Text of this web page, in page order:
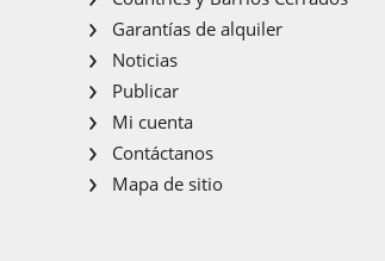
Garantías de alquiler
Noticias
Publicar
Mi cuenta
Contáctanos
Mapa de sitio